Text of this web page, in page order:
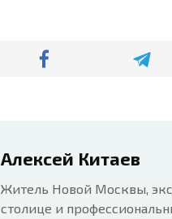
Алексей Китаев
Житель Новой Москвы,
столице и